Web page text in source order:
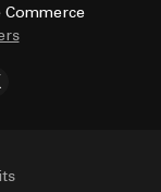
Commerce